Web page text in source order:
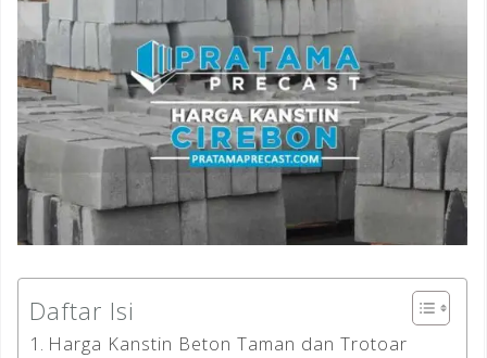
Daftar Isi
Harga Kanstin Beton Taman dan Trotoar